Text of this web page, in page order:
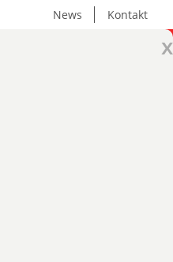
News Kontakt
x